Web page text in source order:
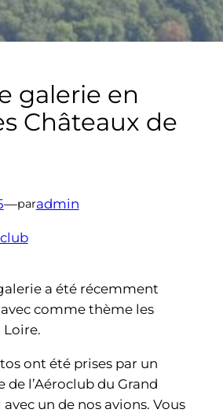
galerie en
Châteaux de
—paradmin
a été récemment
comme thème les
Loire.
ont été prises par un
l’Aéroclub du Grand
un de nos avions. Vous